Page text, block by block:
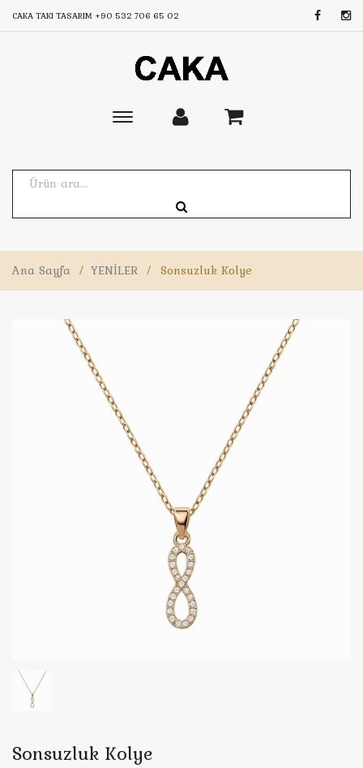
CAKA TAKI TASARIM +90 532 706 65 02
Toggle
Ana Sayfa / YENİLER / Sonsuzluk Kolye
Sonsuzluk Kolye